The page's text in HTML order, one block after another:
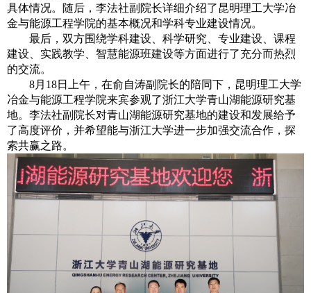
具体情况。随后，李法社副院长详细介绍了昆明理工大学冶
金与能源工程学院的基本概况和学科专业建设情况。
最后，双方围绕学科建设、科学研究、专业建设、课程
建设、实践教学、智慧能源班建设等方面进行了充分而热烈
的交流。
8月 18日上午，在俞自涛副院长的陪同下，昆明理工大学
冶金与能源工程学院来宾参观了浙江大学青山湖能源研究基
地。李法社副院长对青山湖能源研究基地的建设和发展给予
了高度评价，并希望能与浙江大学进一步加强交流合作，探
索共赢之路。